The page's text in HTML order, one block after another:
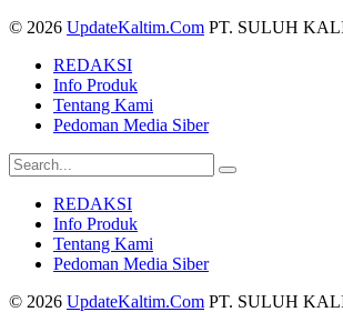
© 2026 UpdateKaltim.Com PT. SULUH
REDAKSI
Info Produk
Tentang Kami
Pedoman Media Siber
REDAKSI
Info Produk
Tentang Kami
Pedoman Media Siber
© 2026 UpdateKaltim.Com PT. SULUH